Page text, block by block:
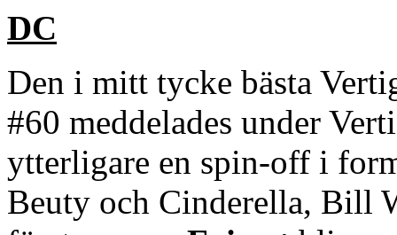
DC
Den i mitt tycke bästa
#60 meddelades under
ytterligare en spin-off i
Beuty och Cinderella, Bill